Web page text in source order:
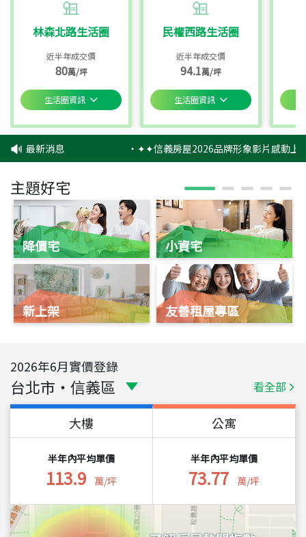
林森北路生活圈
近半年成交價
80萬/坪
生活圈資訊
民權西路生活圈
近半年成交價
94.1萬/坪
生活圈資訊
最新消息 ‧✦✦信義房屋2026品牌形象影片感動上
主題好宅
降價宅
新上架
小資宅
友善租屋專區
2026年6月實價登錄
台北市 ・ 信義區 看全部
大樓
半年內平均單價
113.9 萬/坪
公寓
半年內平均單價
73.77 萬/坪